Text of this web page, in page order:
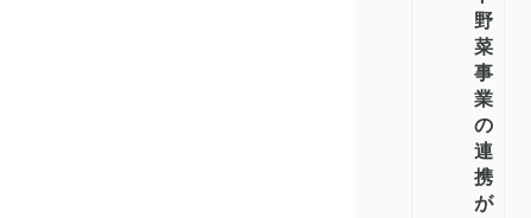
野
菜
事
業
の
連
携
が